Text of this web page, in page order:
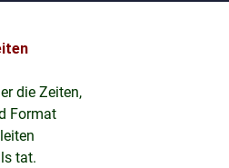
die Zeiten,
Format
tat.